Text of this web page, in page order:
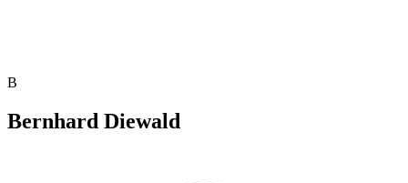
B
Bernhard Diewald